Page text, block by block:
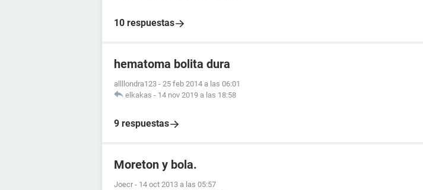
10 respuestas
hematoma bolita dura
allllondra123 - 25 feb 2014 a las 06:01
elkakas - 14 nov 2019 a las 18:58
9 respuestas
Moreton y bola.
Joecr - 14 oct 2013 a las 05:57